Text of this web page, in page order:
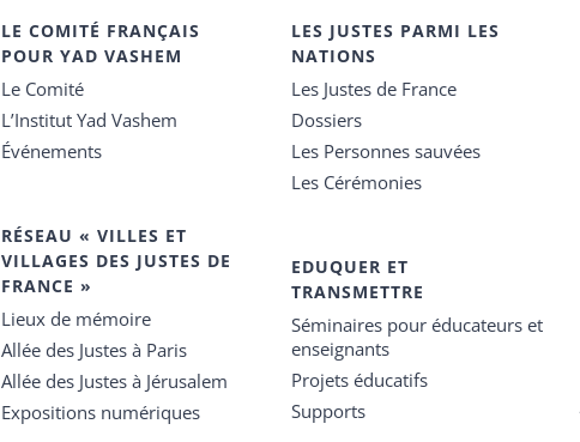
LE COMITÉ FRANÇAIS
POUR YAD VASHEM
Le Comité
L’Institut Yad Vashem
Événements
RÉSEAU « VILLES ET
VILLAGES DES JUSTES DE
FRANCE »
Lieux de mémoire
Allée des Justes à Paris
Allée des Justes à Jérusalem
Expositions numériques
LES JUSTES PARMI LES
NATIONS
Les Justes de France
Dossiers
Les Personnes sauvées
Les Cérémonies
EDUQUER ET
TRANSMETTRE
Séminaires pour éducateurs et
enseignants
Projets éducatifs
Supports